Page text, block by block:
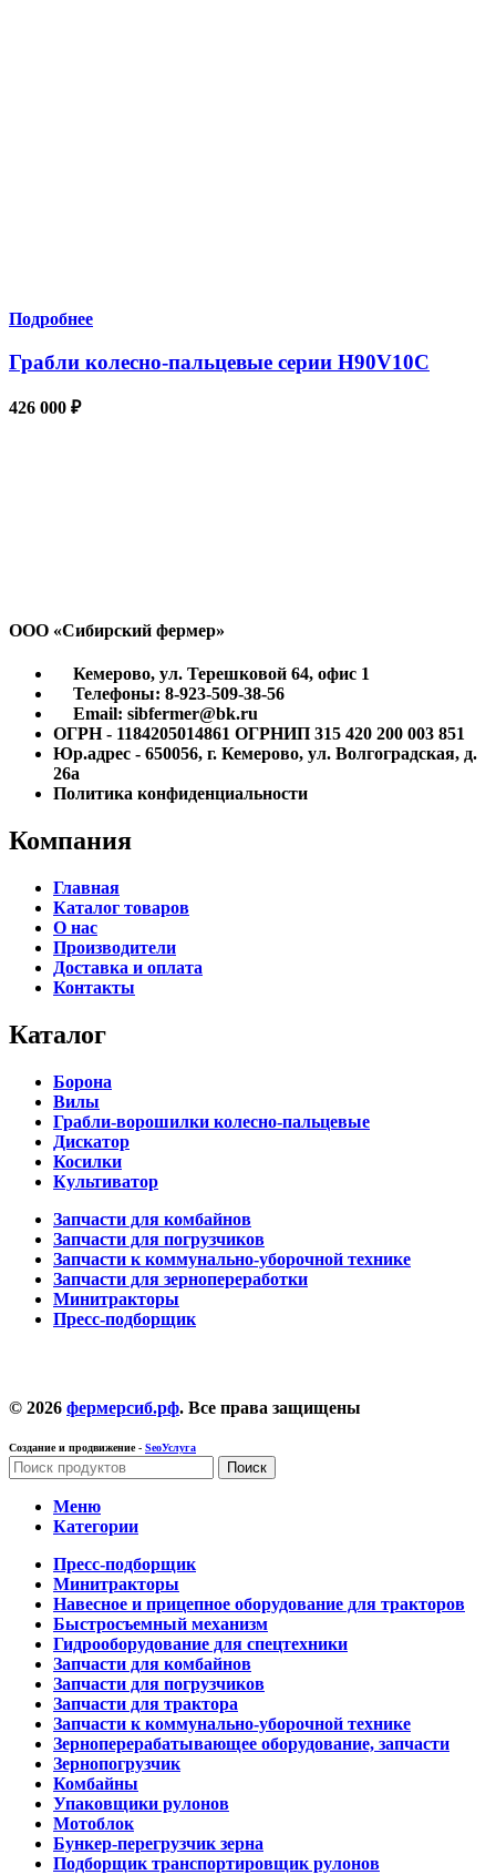
Подробнее
Грабли колесно-пальцевые серии H90V10С
426 000 ₽
ООО «Сибирский фермер»
Кемерово, ул. Терешковой 64, офис 1
Телефоны: 8-923-509-38-56
Email: sibfermer@bk.ru
ОГРН - 1184205014861 ОГРНИП 315 420 200 003 851
Юр.адрес - 650056, г. Кемерово, ул. Волгоградская, д.
26а
Политика конфиденциальности
Компания
Главная
Каталог товаров
О нас
Производители
Доставка и оплата
Контакты
Каталог
Борона
Вилы
Грабли-ворошилки колесно-пальцевые
Дискатор
Косилки
Культиватор
Запчасти для комбайнов
Запчасти для погрузчиков
Запчасти к коммунально-уборочной технике
Запчасти для зернопереработки
Минитракторы
Пресс-подборщик
© 2026 фермерсиб.рф. Все права защищены
Создание и продвижение - SeoУслуга
Поиск
Меню
Категории
Пресс-подборщик
Минитракторы
Навесное и прицепное оборудование для тракторов
Быстросъемный механизм
Гидрооборудование для спецтехники
Запчасти для комбайнов
Запчасти для погрузчиков
Запчасти для трактора
Запчасти к коммунально-уборочной технике
Зерноперерабатывающее оборудование, запчасти
Зернопогрузчик
Комбайны
Упаковщики рулонов
Мотоблок
Бункер-перегрузчик зерна
Подборщик транспортировщик рулонов